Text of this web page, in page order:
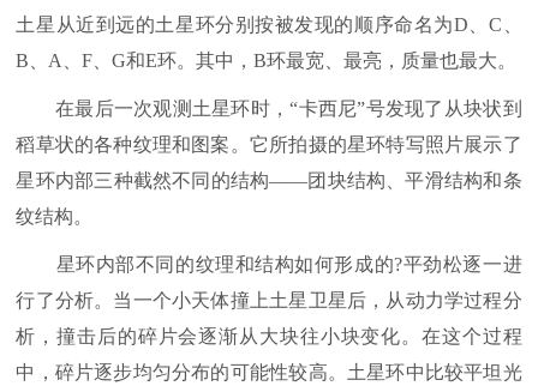
土星从近到远的土星环分别按被发现的顺序命名为D、C、
B、A、F、G和E环。其中，B环最宽、最亮，质量也最大。
在最后一次观测土星环时，“卡西尼”号发现了从块状到
稻草状的各种纹理和图案。它所拍摄的星环特写照片展示了
星环内部三种截然不同的结构——团块结构、平滑结构和条
纹结构。
星环内部不同的纹理和结构如何形成的?平劲松逐一进
行了分析。当一个小天体撞上土星卫星后，从动力学过程分
析，撞击后的碎片会逐渐从大块往小块变化。在这个过程
中，碎片逐步均匀分布的可能性较高。土星环中比较平坦光